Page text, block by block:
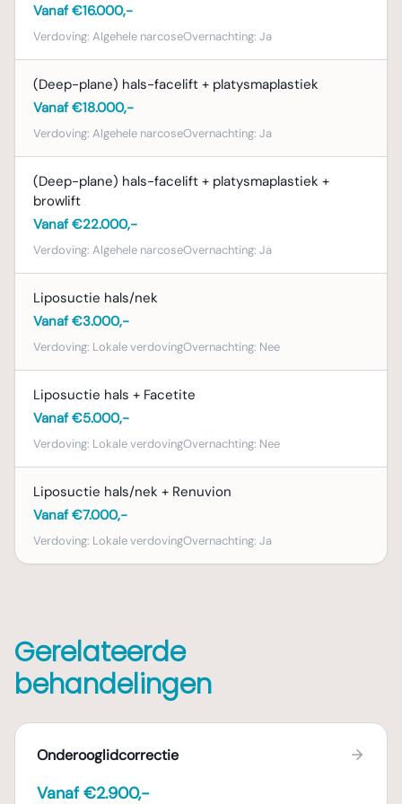
vanzelf, maar u kunt ze eventueel laten behandelen
door een schoonheidsspecialiste of huidtherapeut.
Wat te verwachten:
alert te blijven op eventuele symptomen en deze direct
te bespreken met uw plastisch chirurg. Een goede
nazorg en het opvolgen van de adviezen van uw chirurg
Vanaf €16.000,-
Verdoving: Algehele narcoseOvernachting: Ja
(Deep-plane) hals-facelift + platysmaplastiek
Vanaf €18.000,-
Verdoving: Algehele narcoseOvernachting: Ja
(Deep-plane) hals-facelift + platysmaplastiek +
browlift
Vanaf €22.000,-
Verdoving: Algehele narcoseOvernachting: Ja
Liposuctie hals/nek
Vanaf €3.000,-
Verdoving: Lokale verdovingOvernachting: Nee
Liposuctie hals + Facetite
Vanaf €5.000,-
Verdoving: Lokale verdovingOvernachting: Nee
Liposuctie hals/nek + Renuvion
Vanaf €7.000,-
Verdoving: Lokale verdovingOvernachting: Ja
Gerelateerde
behandelingen
Onderooglidcorrectie
Vanaf €2.900,-